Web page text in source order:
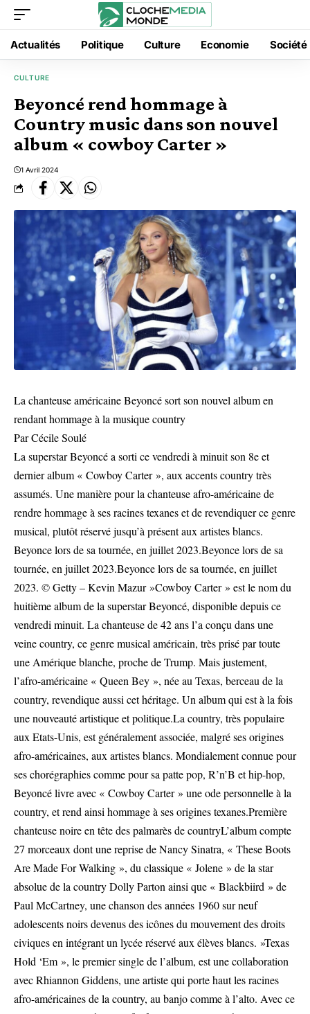
Actualités Politique Culture Economie Société
CULTURE
Beyoncé rend hommage à
Country music dans son nouvel
album « cowboy Carter »
1 Avril 2024
La chanteuse américaine Beyoncé sort son nouvel album en
rendant hommage à la musique country
Par Cécile Soulé
La superstar Beyoncé a sorti ce vendredi à minuit son 8e et
dernier album « Cowboy Carter », aux accents country très
assumés. Une manière pour la chanteuse afro-américaine de
rendre hommage à ses racines texanes et de revendiquer ce genre
musical, plutôt réservé jusqu’à présent aux artistes blancs.
Beyonce lors de sa tournée, en juillet 2023.Beyonce lors de sa
tournée, en juillet 2023.Beyonce lors de sa tournée, en juillet
2023. © Getty – Kevin Mazur »Cowboy Carter » est le nom du
huitième album de la superstar Beyoncé, disponible depuis ce
vendredi minuit. La chanteuse de 42 ans l’a conçu dans une
veine country, ce genre musical américain, très prisé par toute
une Amérique blanche, proche de Trump. Mais justement,
l’afro-américaine « Queen Bey », née au Texas, berceau de la
country, revendique aussi cet héritage. Un album qui est à la fois
une nouveauté artistique et politique.La country, très populaire
aux Etats-Unis, est généralement associée, malgré ses origines
afro-américaines, aux artistes blancs. Mondialement connue pour
ses chorégraphies comme pour sa patte pop, R’n’B et hip-hop,
Beyoncé livre avec « Cowboy Carter » une ode personnelle à la
country, et rend ainsi hommage à ses origines texanes.Première
chanteuse noire en tête des palmarès de countryL’album compte
27 morceaux dont une reprise de Nancy Sinatra, « These Boots
Are Made For Walking », du classique « Jolene » de la star
absolue de la country Dolly Parton ainsi que « Blackbiird » de
Paul McCartney, une chanson des années 1960 sur neuf
adolescents noirs devenus des icônes du mouvement des droits
civiques en intégrant un lycée réservé aux élèves blancs. »Texas
Hold ‘Em », le premier single de l’album, est une collaboration
avec Rhiannon Giddens, une artiste qui porte haut les racines
afro-américaines de la country, au banjo comme à l’alto. Avec ce